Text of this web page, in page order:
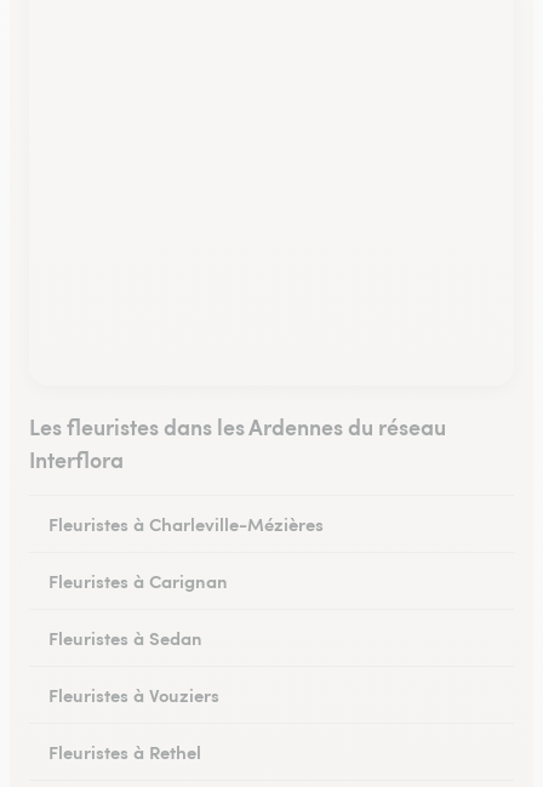
Les fleuristes dans les Ardennes du réseau
Interflora
Fleuristes à Charleville-Mézières
Fleuristes à Carignan
Fleuristes à Sedan
Fleuristes à Vouziers
Fleuristes à Rethel